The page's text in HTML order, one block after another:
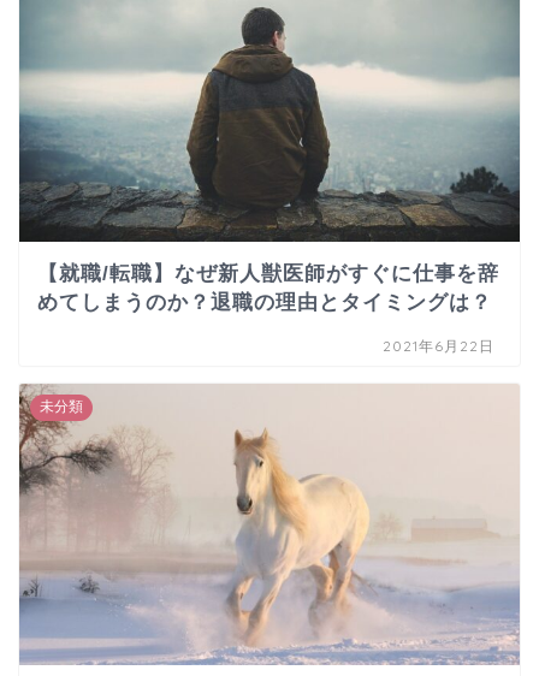
【就職/転職】なぜ新人獣医師がすぐに仕事を辞
めてしまうのか？退職の理由とタイミングは？
2021年6月22日
未分類